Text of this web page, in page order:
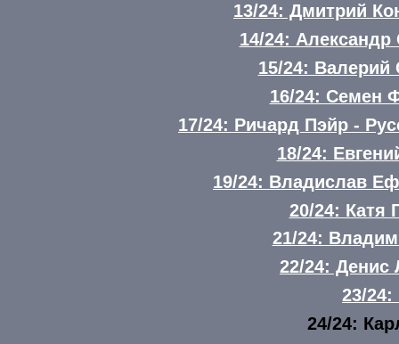
13/24: Дмитрий
14/24:
15/24: Валерий
16/24: Семен
17/24: Ричард Пэйр -
18/24:
19/24: Владислав
20/24: Катя
21/24:
22/24: Денис
23/
24/24: